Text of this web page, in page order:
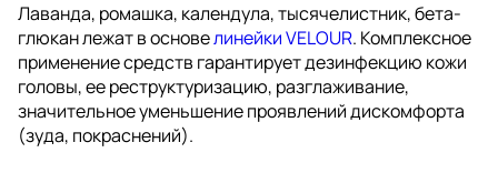
Лаванда, ромашка, календула, тысячелистник, бета-
глюкан лежат в основелинейки VELOUR. Комплексное
применение средств гарантирует дезинфекцию кожи
головы, ее реструктуризацию, разглаживание,
значительное уменьшение проявлений дискомфорта
(зуда, покраснений).